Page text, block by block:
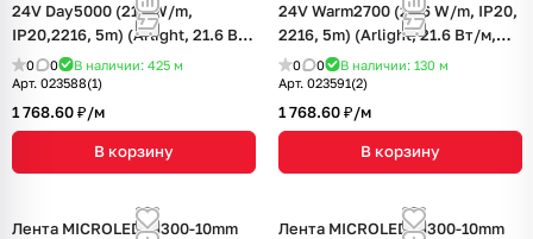
24V Day5000 (21.6W/m,
IP20,2216, 5m) (Arlight, 21.6 Вт/
м, IP20)
0 0 В наличии: 425 м
Арт. 023588(1)
1 768.60 ₽/м
В корзину
24V Warm2700 (21.6 W/m, IP20,
2216, 5m) (Arlight, 21.6 Вт/м,
IP20)
0 0 В наличии: 130 м
Арт. 023591(2)
1 768.60 ₽/м
В корзину
Лента MICROLED-M300-10mm
Лента MICROLED-M300-10mm